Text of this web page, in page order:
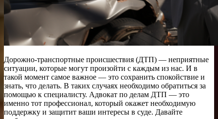
Дорожно-транспортные происшествия (ДТП) — неприятные
ситуации, которые могут произойти с каждым из нас. И в
такой момент самое важное — это сохранить спокойствие и
знать, что делать. В таких случаях необходимо обратиться за
помощью к специалисту. Адвокат по делам ДТП — это
именно тот профессионал, который окажет необходимую
поддержку и защитит ваши интересы в суде. Давайте